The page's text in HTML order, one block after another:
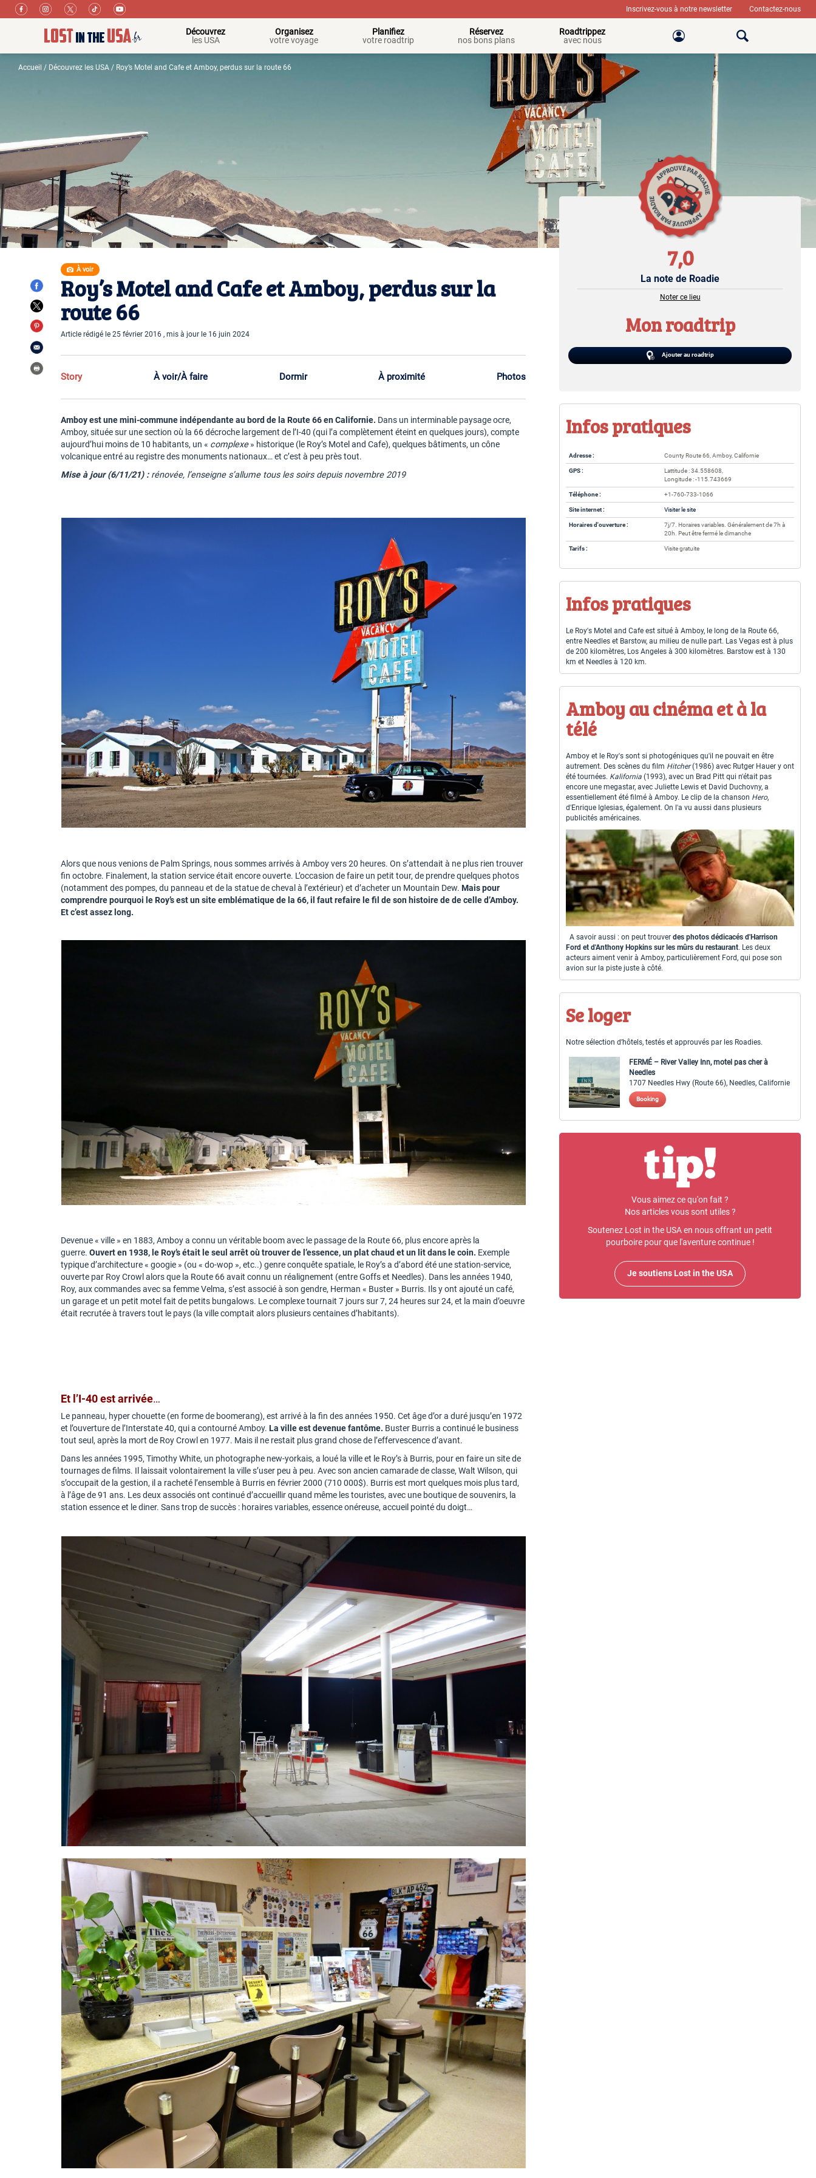
Inscrivez-vous à notre newsletter Contactez-nous
Découvrez
les USA
Organisez
votre voyage
Planifiez
votre roadtrip
Réservez
nos bons plans
Roadtrippez
avec nous
Accueil / Découvrez les USA / Roy’s Motel and Cafe et Amboy, perdus sur la route 66
À voir
Roy’s Motel and Cafe et Amboy, perdus sur la
route 66
Article rédigé le 25 février 2016 , mis à jour le 16 juin 2024
Story À voir/À faire Dormir À proximité Photos
Amboy est une mini-commune indépendante au bord de la Route 66 en Californie. Dans un interminable paysage ocre,
Amboy, située sur une section où la 66 décroche largement de l’I-40 (qui l’a complètement éteint en quelques jours), compte
aujourd’hui moins de 10 habitants, un « complexe» historique (le Roy’s Motel and Cafe), quelques bâtiments, un cône
volcanique entré au registre des monuments nationaux… et c’est à peu près tout.
Mise à jour (6/11/21) :rénovée, l’enseigne s’allume tous les soirs depuis novembre 2019
Alors que nous venions de Palm Springs, nous sommes arrivés à Amboy vers 20 heures. On s’attendait à ne plus rien trouver
fin octobre. Finalement, la station service était encore ouverte. L’occasion de faire un petit tour, de prendre quelques photos
(notamment des pompes, du panneau et de la statue de cheval à l’extérieur) et d’acheter un Mountain Dew.Mais pour
comprendre pourquoi le Roy’s est un site emblématique de la 66, il faut refaire le fil de son histoire de de celle d’Amboy.
Et c’est assez long.
Devenue « ville » en 1883, Amboy a connu un véritable boom avec le passage de la Route 66, plus encore après la
guerre.Ouvert en 1938, le Roy’s était le seul arrêt où trouver de l’essence, un plat chaud et un lit dans le coin. Exemple
typique d’architecture « googie » (ou « do-wop », etc..) genre conquête spatiale, le Roy’s a d’abord été une station-service,
ouverte par Roy Crowl alors que la Route 66 avait connu un réalignement (entre Goffs et Needles). Dans les années 1940,
Roy, aux commandes avec sa femme Velma, s’est associé à son gendre, Herman « Buster » Burris. Ils y ont ajouté un café,
un garage et un petit motel fait de petits bungalows. Le complexe tournait 7 jours sur 7, 24 heures sur 24, et la main d’oeuvre
était recrutée à travers tout le pays (la ville comptait alors plusieurs centaines d’habitants).
Et l’I-40 est arrivée…
Le panneau, hyper chouette (en forme de boomerang), est arrivé à la fin des années 1950. Cet âge d’or a duré jusqu’en 1972
et l’ouverture de l’Interstate 40, qui a contourné Amboy.La ville est devenue fantôme. Buster Burris a continué le business
tout seul, après la mort de Roy Crowl en 1977. Mais il ne restait plus grand chose de l’effervescence d’avant.
Dans les années 1995, Timothy White, un photographe new-yorkais, a loué la ville et le Roy’s à Burris, pour en faire un site de
tournages de films. Il laissait volontairement la ville s’user peu à peu. Avec son ancien camarade de classe, Walt Wilson, qui
s’occupait de la gestion, il a racheté l’ensemble à Burris en février 2000 (710 000$). Burris est mort quelques mois plus tard,
à l’âge de 91 ans. Les deux associés ont continué d’accueillir quand même les touristes, avec une boutique de souvenirs, la
station essence et le diner. Sans trop de succès : horaires variables, essence onéreuse, accueil pointé du doigt…
7,0
La note de Roadie
Noter ce lieu
Mon roadtrip
Ajouter au roadtrip
Infos pratiques
Adresse : County Route 66, Amboy, Californie
GPS :
Lattitude : 34.558608,
Longitude : -115.743669
Téléphone : +1-760-733-1066
Site internet : Visiter le site
Horaires d'ouverture :
7j/7. Horaires variables. Généralement de 7h à
20h. Peut être fermé le dimanche
Tarifs : Visite gratuite
Infos pratiques
Le Roy's Motel and Cafe est situé à Amboy, le long de la Route 66,
entre Needles et Barstow, au milieu de nulle part. Las Vegas est à plus
de 200 kilomètres, Los Angeles à 300 kilomètres. Barstow est à 130
km et Needles à 120 km.
Amboy au cinéma et à la
télé
Amboy et le Roy's sont si photogéniques qu'il ne pouvait en être
autrement. Des scènes du film Hitcher(1986) avec Rutger Hauer y ont
été tournées. Kalifornia (1993), avec un Brad Pitt qui n'était pas
encore une megastar, avec Juliette Lewis et David Duchovny, a
essentiellement été filmé à Amboy. Le clip de la chanson Hero,
d'Enrique Iglesias, également. On l'a vu aussi dans plusieurs
publicités américaines.
A savoir aussi : on peut trouver des photos dédicacés d'Harrison
Ford et d'Anthony Hopkins sur les mûrs du restaurant. Les deux
acteurs aiment venir à Amboy, particulièrement Ford, qui pose son
avion sur la piste juste à côté.
Se loger
Notre sélection d’hôtels, testés et approuvés par les Roadies.
FERMÉ – River Valley Inn, motel pas cher à
Needles
1707 Needles Hwy (Route 66), Needles, Californie
Booking
Vous aimez ce qu'on fait ?
Nos articles vous sont utiles ?
Soutenez Lost in the USA en nous offrant un petit
pourboire pour que l'aventure continue !
Je soutiens Lost in the USA